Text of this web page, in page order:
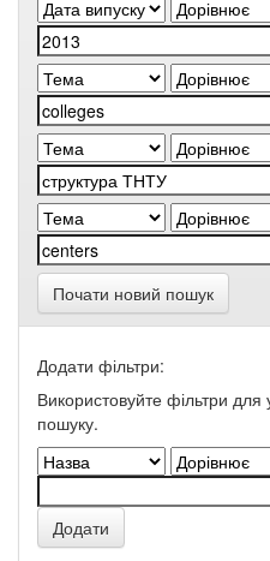
Почати новий пошук
Додати фільтри:
Використовуйте фільтри для
пошуку.